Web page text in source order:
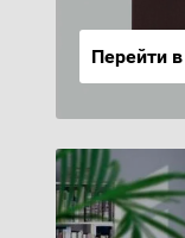
Перейти